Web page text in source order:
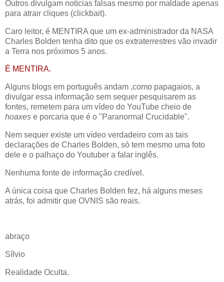
Outros divulgam notícias falsas mesmo por maldade apenas
para atrair cliques (clickbait).
Caro leitor, é MENTIRA que um ex-administrador da NASA
Charles Bolden tenha dito que os extraterrestres vão invadir
a Terra nos próximos 5 anos.
É MENTIRA.
Alguns blogs em português andam ,como papagaios, a
divulgar essa informação sem sequer pesquisarem as
fontes, remetem para um vídeo do YouTube cheio de
hoaxes e porcaria que é o "Paranormal Crucidable".
Nem sequer existe um vídeo verdadeiro com as tais
declarações de Charles Bolden, só tem mesmo uma foto
dele e o palhaço do Youtuber a falar inglês.
Nenhuma fonte de informação credível.
A única coisa que Charles Bolden fez, há alguns meses
atrás, foi admitir que OVNIS são reais.
abraço
Sílvio
Realidade Oculta.